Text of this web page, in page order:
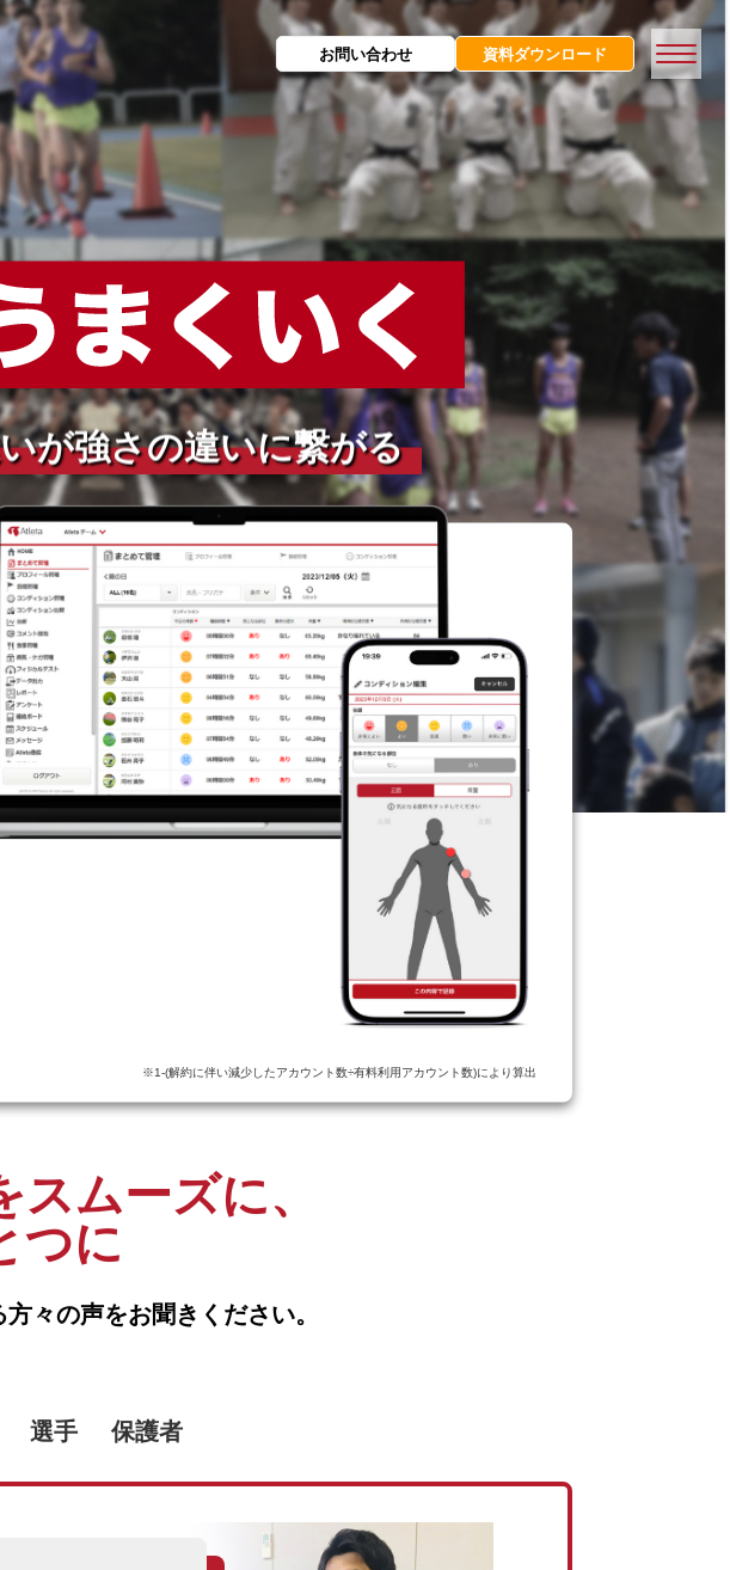
お問い合わせ 資料ダウンロード
自ら動く選
※1-(解約に伴い減少したアカウント数÷有料利用アカウント数)により算出
スムーズに、
つに
方々の声をお聞きください。
選手 保護者